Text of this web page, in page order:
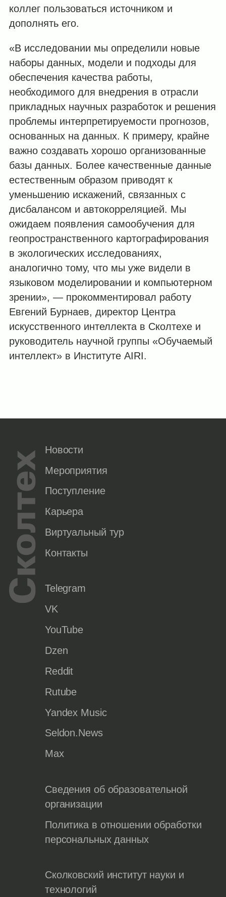
коллег пользоваться источником и
дополнять его.
«В исследовании мы определили новые
наборы данных, модели и подходы для
обеспечения качества работы,
необходимого для внедрения в отрасли
прикладных научных разработок и решения
проблемы интерпретируемости прогнозов,
основанных на данных. К примеру, крайне
важно создавать хорошо организованные
базы данных. Более качественные данные
естественным образом приводят к
уменьшению искажений, связанных с
дисбалансом и автокорреляцией. Мы
ожидаем появления самообучения для
геопространственного картографирования
в экологических исследованиях,
аналогично тому, что мы уже видели в
языковом моделировании и компьютерном
зрении», — прокомментировал работу
Евгений Бурнаев, директор Центра
искусственного интеллекта в Сколтехе и
руководитель научной группы «Обучаемый
интеллект» в Институте AIRI.
Новости
Мероприятия
Поступление
Карьера
Виртуальный тур
Контакты
Telegram
VK
YouTube
Dzen
Reddit
Rutube
Yandex Music
Seldon.News
Max
Сведения об образовательной
организации
Политика в отношении обработки
персональных данных
Сколковский институт науки и
технологий